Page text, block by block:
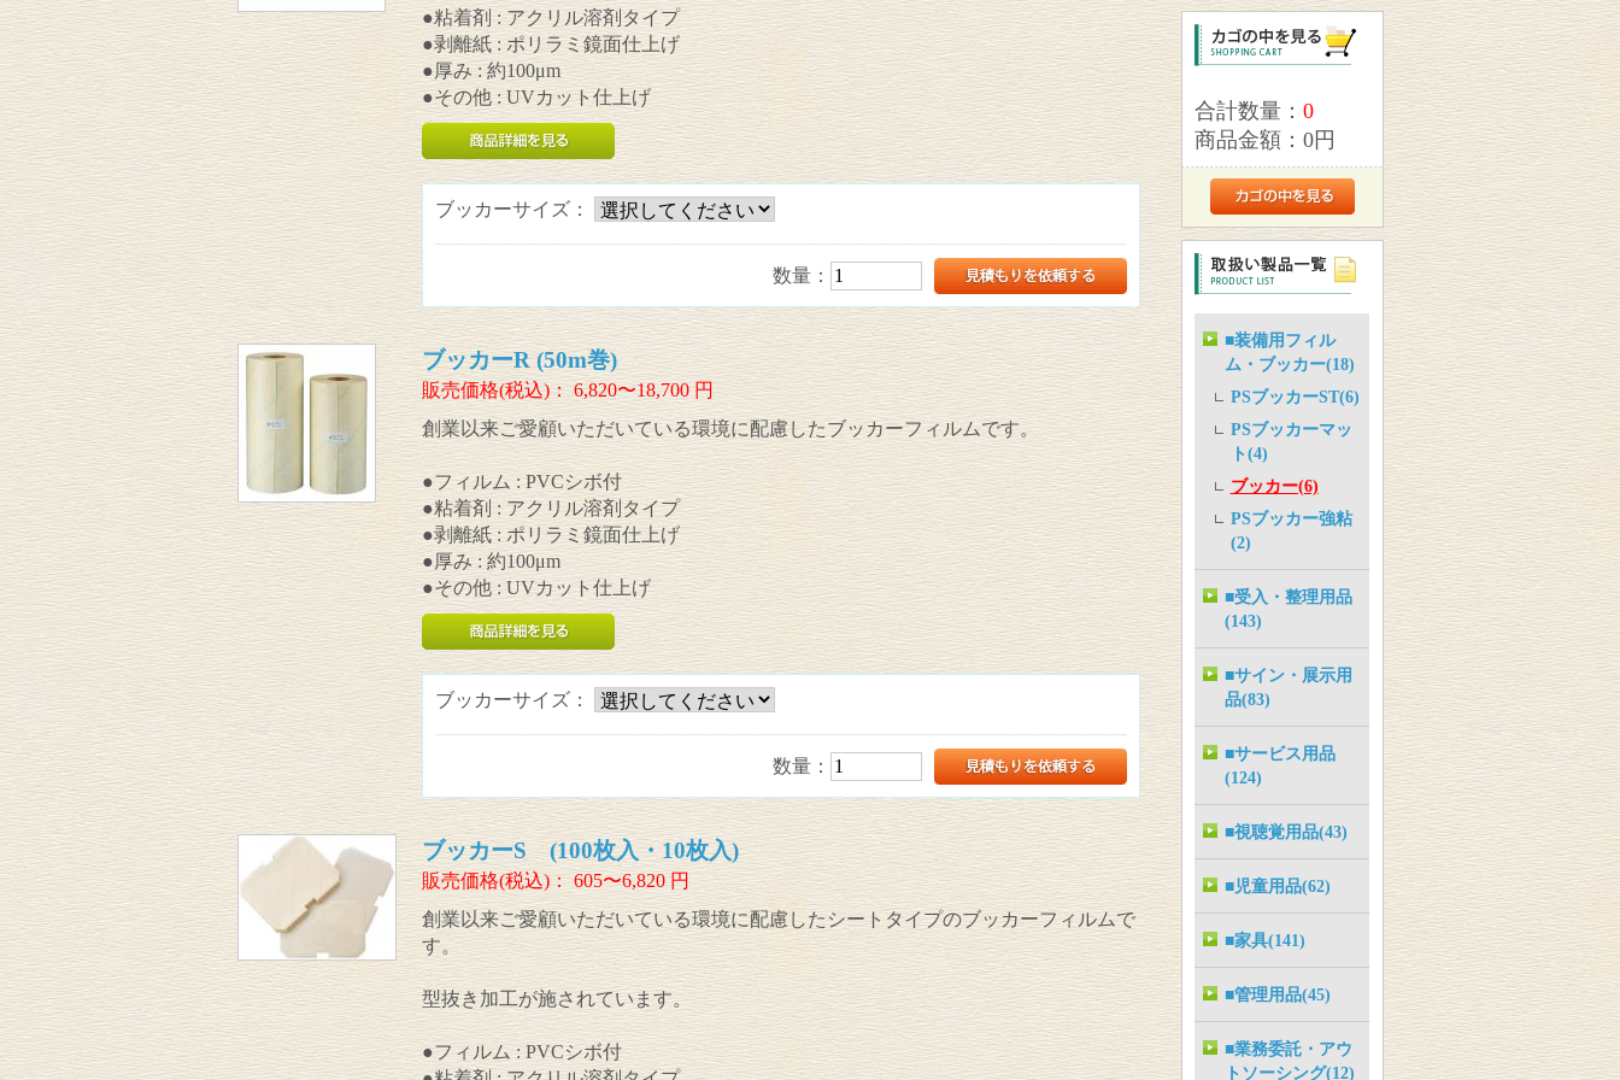
●粘着剤 : アクリル溶剤タイプ
●剥離紙 : ポリラミ鏡面仕上げ
●厚み : 約100μm
●その他 : UVカット仕上げ
ブッカーサイズ：
数量：
ブッカーR (50m巻)
販売価格(税込)： 6,820〜18,700円
創業以来ご愛顧いただいている環境に配慮したブッカーフィルムです。
●フィルム : PVCシボ付
●粘着剤 : アクリル溶剤タイプ
●剥離紙 : ポリラミ鏡面仕上げ
●厚み : 約100μm
●その他 : UVカット仕上げ
ブッカーサイズ：
数量：
ブッカーS (100枚入・10枚入)
販売価格(税込)：605〜6,820円
創業以来ご愛顧いただいている環境に配慮したシートタイプのブッカーフィルムで
す。
型抜き加工が施されています。
●フィルム : PVCシボ付
合計数量： 0
商品金額： 0円
■装備用フィル
ム・ブッカー(18)
PSブッカーST(6)
PSブッカーマッ
ト(4)
ブッカー(6)
PSブッカー強粘
(2)
■受入・整理用品
(143)
■サイン・展示用
品(83)
■サービス用品
(124)
■視聴覚用品(43)
■児童用品(62)
■家具(141)
■管理用品(45)
■業務委託・アウ
トソーシング(12)